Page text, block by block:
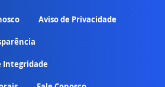
Aviso de Privacidade
Integridade